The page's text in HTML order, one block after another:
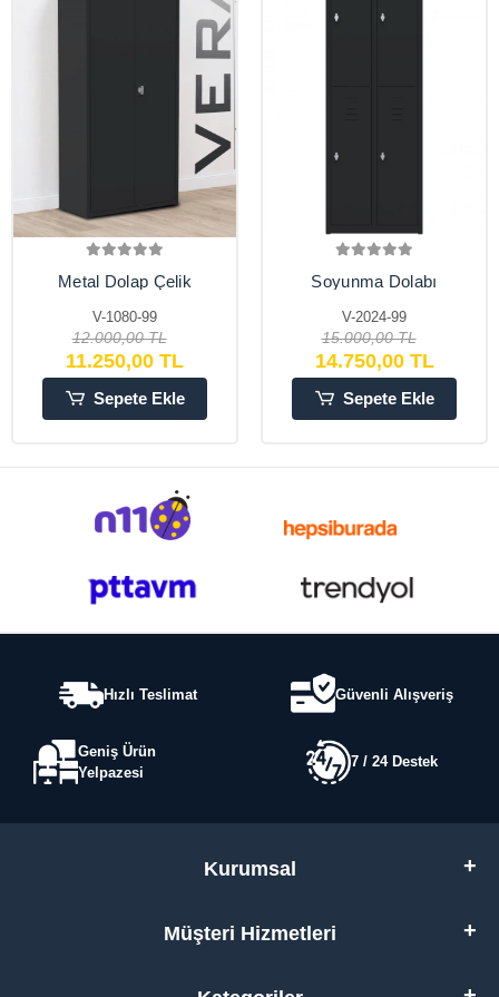
Metal Dolap Çelik
Dolapları Arşiv ,
Garaj , Bahçe , Kiler ,
Balkon
V-1080-99
12.000,00 TL
11.250,00 TL
Sepete Ekle
Soyunma Dolabı
Soyunma Dolabı
V-2024-99
15.000,00 TL
14.750,00 TL
Sepete Ekle
Hızlı Teslimat Güvenli Alışveriş
Geniş Ürün
Yelpazesi
7 / 24 Destek
Kurumsal
Müşteri Hizmetleri